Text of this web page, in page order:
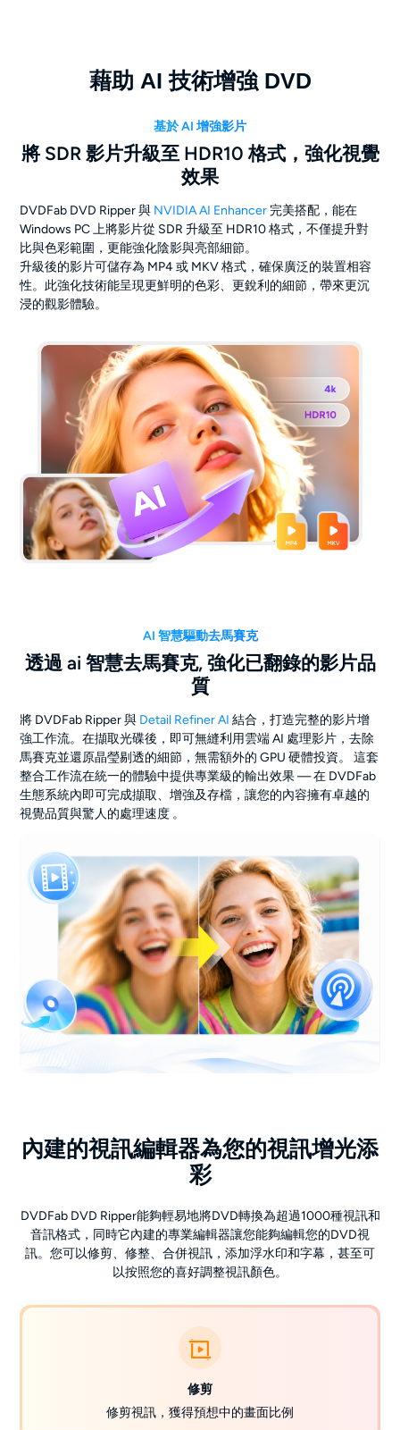
藉助 AI 技術增強 DVD
基於 AI 增強影片
將 SDR 影片升級至 HDR10 格式，強化視覺
效果
DVDFab DVD Ripper 與 NVIDIA AI Enhancer 完美搭配，能在
Windows PC 上將影片從 SDR 升級至 HDR10 格式，不僅提升對
比與色彩範圍，更能強化陰影與亮部細節。
升級後的影片可儲存為 MP4 或 MKV 格式，確保廣泛的裝置相容
性。此強化技術能呈現更鮮明的色彩、更銳利的細節，帶來更沉
浸的觀影體驗。
AI 智慧驅動去馬賽克
透過 ai 智慧去馬賽克, 強化已翻錄的影片品
質
將 DVDFab Ripper 與 Detail Refiner AI 結合，打造完整的影片增
強工作流。在擷取光碟後，即可無縫利用雲端 AI 處理影片，去除
馬賽克並還原晶瑩剔透的細節，無需額外的 GPU 硬體投資。 這套
整合工作流在統一的體驗中提供專業級的輸出效果 — 在 DVDFab
生態系統內即可完成擷取、增強及存檔，讓您的內容擁有卓越的
視覺品質與驚人的處理速度 。
內建的視訊編輯器為您的視訊增光添
彩
DVDFab DVD Ripper能夠輕易地將DVD轉換為超過1000種視訊和
音訊格式，同時它內建的專業編輯器讓您能夠編輯您的DVD視
訊。您可以修剪、修整、合併視訊，添加浮水印和字幕，甚至可
以按照您的喜好調整視訊顏色。
修剪
修剪視訊，獲得預想中的畫面比例